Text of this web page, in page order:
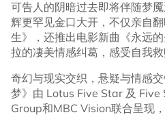
可告人的阴暗过去即将伴随梦
辉更罕见金口大开，不仅亲自
生》，还推出电影新曲《永远
拉的凄美情感纠葛，感受自我救
奇幻与现实交织，悬疑与情感
梦》由 Lotus Five Star 及 Five
Group和MBC Vision联合呈现